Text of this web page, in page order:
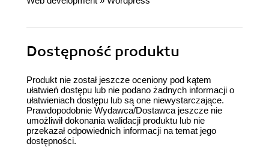
Dostępność produktu
Produkt nie został jeszcze oceniony pod kątem
ułatwień dostępu lub nie podano żadnych informacji o
ułatwieniach dostępu lub są one niewystarczające.
Prawdopodobnie Wydawca/Dostawca jeszcze nie
umożliwił dokonania walidacji produktu lub nie
przekazał odpowiednich informacji na temat jego
dostępności.